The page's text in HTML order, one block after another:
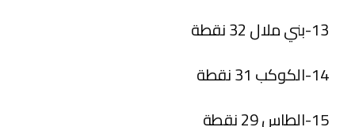
13-بني ملال 32 نقطة
14-الكوكب 31 نقطة
15-الطاس 29 نقطة